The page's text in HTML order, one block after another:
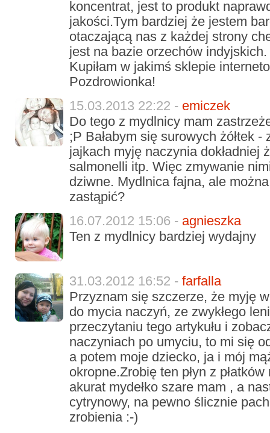
koncentrat, jest to produkt
jakości.Tym bardziej że jestem
otaczającą nas z każdej strony
jest na bazie orzechów
Kupiłam w jakimś sklepie
Pozdrowionka!
15.03.2013 22:22 - emiczek
Do tego z mydlnicy mam
;P Bałabym się surowych żółtek
jajkach myję naczynia dokładniej
salmonelli itp. Więc zmywanie
dziwne. Mydlnica fajna, ale
zastąpić?
16.07.2012 15:06 - agnieszka
Ten z mydlnicy bardziej wydajny
31.03.2012 16:52 - farfalla
Przyznam się szczerze, że myję
do mycia naczyń, ze zwykłego
przeczytaniu tego artykułu i
naczyniach po umyciu, to mi się
a potem moje dziecko, ja i mój
okropne.Zrobię ten płyn z
akurat mydełko szare mam , a
cytrynowy, na pewno ślicznie
zrobienia :-)